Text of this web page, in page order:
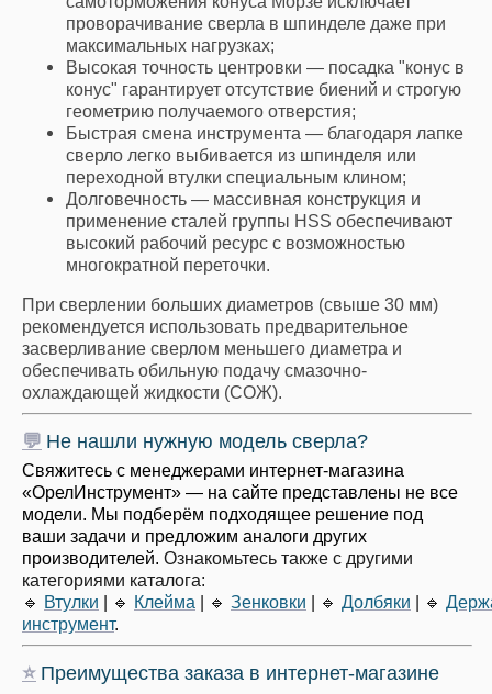
проворачивание сверла в шпинделе даже при
максимальных нагрузках;
Высокая точность центровки — посадка "конус в
конус" гарантирует отсутствие биений и строгую
геометрию получаемого отверстия;
Быстрая смена инструмента — благодаря лапке
сверло легко выбивается из шпинделя или
переходной втулки специальным клином;
Долговечность — массивная конструкция и
применение сталей группы HSS обеспечивают
высокий рабочий ресурс с возможностью
многократной переточки.
При сверлении больших диаметров (свыше 30 мм)
рекомендуется использовать предварительное
засверливание сверлом меньшего диаметра и
обеспечивать обильную подачу смазочно-
охлаждающей жидкости (СОЖ).
💬 Не нашли нужную модель сверла?
Свяжитесь с менеджерами интернет-магазина
«ОрелИнструмент» — на сайте представлены не все
модели. Мы подберём подходящее решение под
ваши задачи и предложим аналоги других
производителей. Ознакомьтесь также с другими
категориями каталога:
🔹 Втулки 🔹 Клейма 🔹 Зенковки 🔹 Долбяки 🔹
инструмент.
⭐ Преимущества заказа в интернет-магазине